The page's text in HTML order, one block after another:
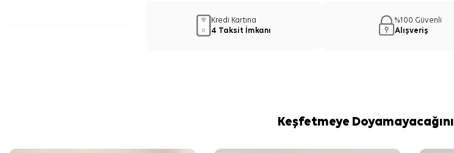
Kredi Kartına
4 Taksit İmkanı
%100 Güvenli
Alışveriş
Keşfetmeye